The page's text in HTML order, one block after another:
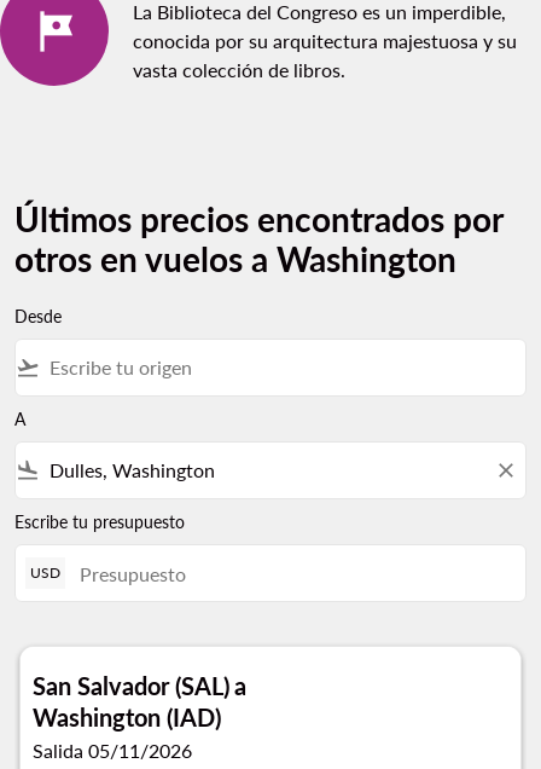
La Biblioteca del Congreso es un imperdible,
conocida por su arquitectura majestuosa y su
vasta colección de libros.
Últimos precios encontrados por
otros en vuelos a Washington
Desde
flight_takeoff
A
flight_land close
Escribe tu presupuesto
USD
San Salvador (SAL)a
Washington (IAD)
Salida 05/11/2026